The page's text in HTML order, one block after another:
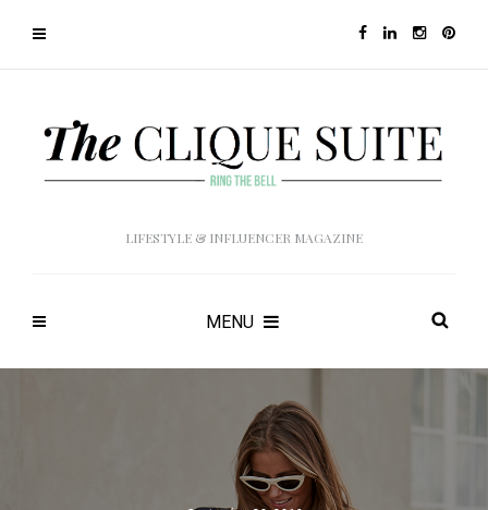
LIFESTYLE & INFLUENCER MAGAZINE
MENU